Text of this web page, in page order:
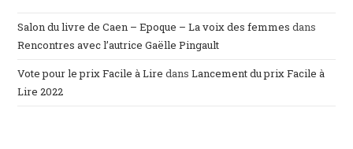
Salon du livre de Caen – Epoque – La voix des femmes dans
Rencontres avec l’autrice Gaëlle Pingault
Vote pour le prix Facile à Lire dansLancement du prix Facile à
Lire 2022